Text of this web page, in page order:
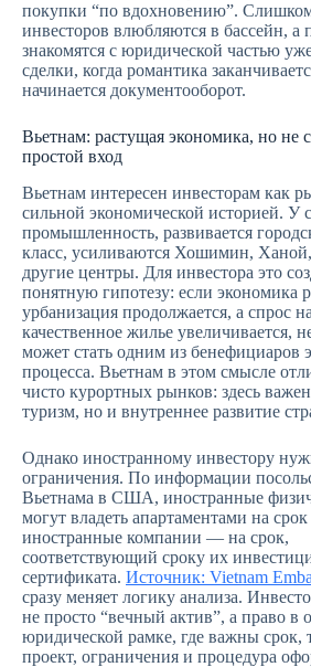
покупки “по вдохновению”.
инвесторов влюбляются в бассейн, а
знакомятся с юридической частью
сделки, когда романтика
начинается документооборот.
Вьетнам: растущая экономика, но не
простой вход
Вьетнам интересен инвесторам как
сильной экономической историей. У
промышленность, развивается
класс, усиливаются Хошимин,
другие центры. Для инвестора это
понятную гипотезу: если экономика
урбанизация продолжается, а спрос на
качественное жилье увеличивается,
может стать одним из бенефициаров
процесса. Вьетнам в этом смысле
чисто курортных рынков: здесь
туризм, но и внутреннее развитие
Однако иностранному инвестору
ограничения. По информации
Вьетнама в США, иностранные
могут владеть апартаментами на срок
иностранные компании — на срок,
соответствующий сроку их
сертификата. Источник: Vietnam
сразу меняет логику анализа.
не просто “вечный актив”, а право в
юридической рамке, где важны срок,
проект, ограничения и процедура